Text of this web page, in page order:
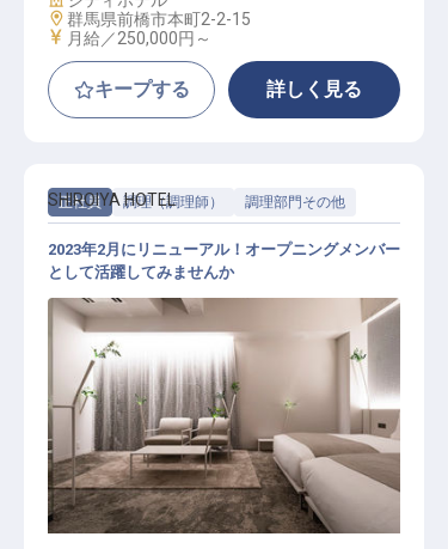
勤務地
群馬県前橋市本町2-2-15
給与
月給／250,000円～
キープする 詳しく見る
正社員 調理（調理師） 調理部門その他
キッチンスタッフ
SHIROIYA HOTEL
2023年2月にリニューアル！オープニングメンバー
として活躍してみませんか